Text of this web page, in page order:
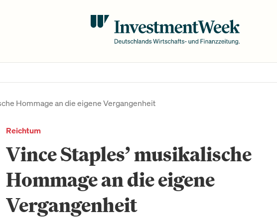
Hommage an die eigene Vergangenheit
Reichtum
Vince Staples’ musikalische
Hommage an die eigene
Vergangenheit